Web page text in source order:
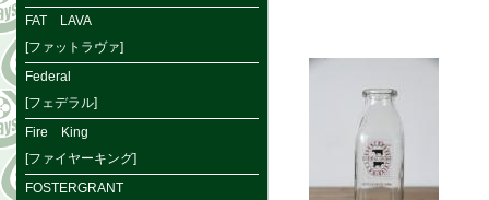
FAT LAVA
[ファットラヴァ]
Federal
[フェデラル]
Fire King
[ファイヤーキング]
FOSTERGRANT